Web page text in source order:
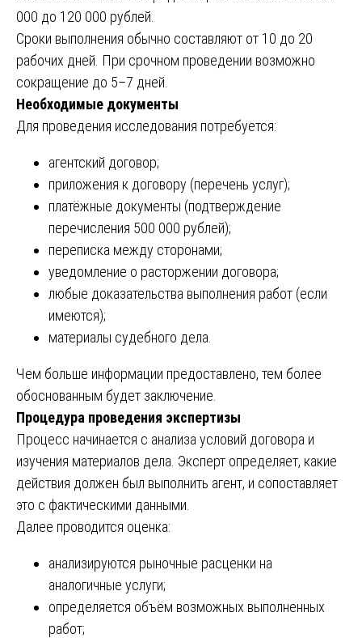
000 до 120 000 рублей.
Сроки выполнения обычно составляют от 10 до 20
рабочих дней. При срочном проведении возможно
сокращение до 5–7 дней.
Необходимые документы
Для проведения исследования потребуется:
агентский договор;
приложения к договору (перечень услуг);
платёжные документы (подтверждение
перечисления 500 000 рублей);
переписка между сторонами;
уведомление о расторжении договора;
любые доказательства выполнения работ (если
имеются);
материалы судебного дела.
Чем больше информации предоставлено, тем более
обоснованным будет заключение.
Процедура проведения экспертизы
Процесс начинается с анализа условий договора и
изучения материалов дела. Эксперт определяет, какие
действия должен был выполнить агент, и сопоставляет
это с фактическими данными.
Далее проводится оценка:
анализируются рыночные расценки на
аналогичные услуги;
определяется объём возможных выполненных
работ;